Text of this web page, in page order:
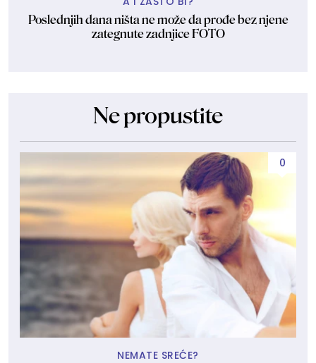
Poslednjih dana ništa ne može da prođe bez njene
zategnute zadnjice FOTO
Ne propustite
0
NEMATE SREĆE?